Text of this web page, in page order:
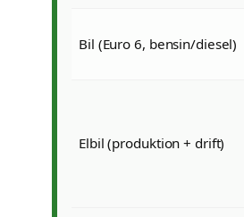
Bil (Euro 6, bensin/diesel)
Elbil (produktion + drift)